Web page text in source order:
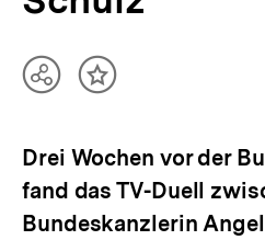
TeilenInhalt
Drei Wochen vor der
fand das TV-Duell
Bundeskanzlerin